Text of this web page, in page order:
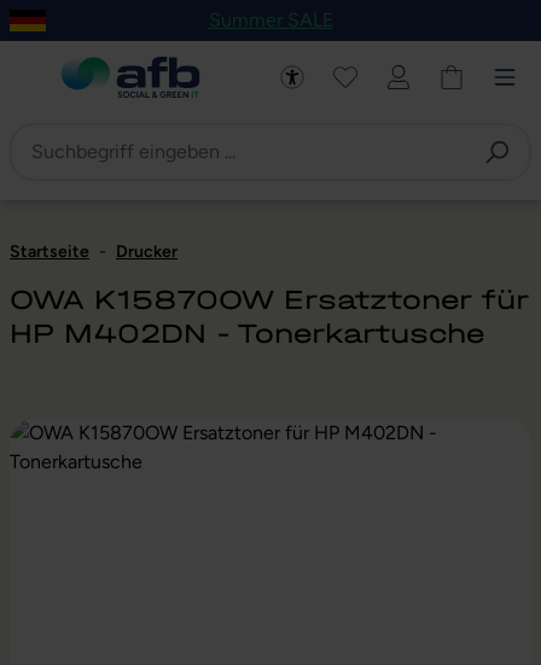
Hauptinhalt springen
Zur Navigation der B2B-Plattform springen
Summer SALE
Startseite - Drucker
OWA K15870OW Ersatztoner für
HP M402DN - Tonerkartusche
Bildergalerie überspringen